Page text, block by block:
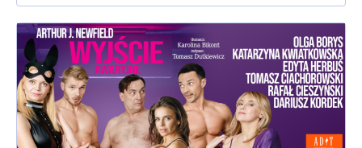
Jarockim. Uhonorowana m.in. tytułem Mistrz Mowy
Polskiej, Nagrodą Ministra Kultury i Dziedzictwa
Narodowego, Nagrodą im. Ireny Solskiej za wybitne
osiągnięcia aktorskie. Odznaczona Złotym Krzyżem
Zasługi, Krzyżem Kawalerskim Orderu Odrodzenia Polski,
Krzyżem Oficerskim Orderu Odrodzenia Polski, Krzyżem
Komandorskim Orderu Odrodzenia Polski oraz Złotym
Medalem Zasłużony Kulturze „Gloria Artis”.